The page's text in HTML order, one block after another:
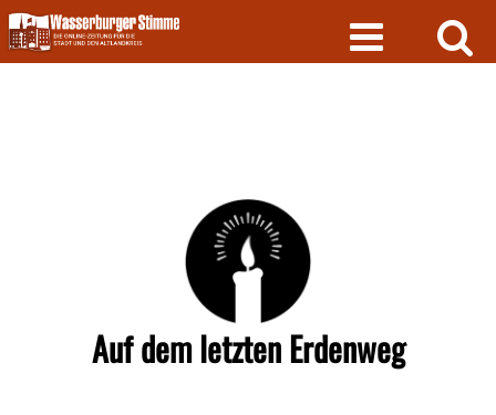
Skip
to
content
Auf dem letzten Erdenweg